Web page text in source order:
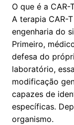
O que é a CAR-
A terapia CAR-
engenharia do
Primeiro,
defesa do
laboratório,
modificação
capazes de
específicas.
organismo.